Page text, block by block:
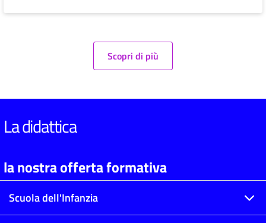
Scopri di più
La didattica
la nostra offerta formativa
Scuola dell'Infanzia